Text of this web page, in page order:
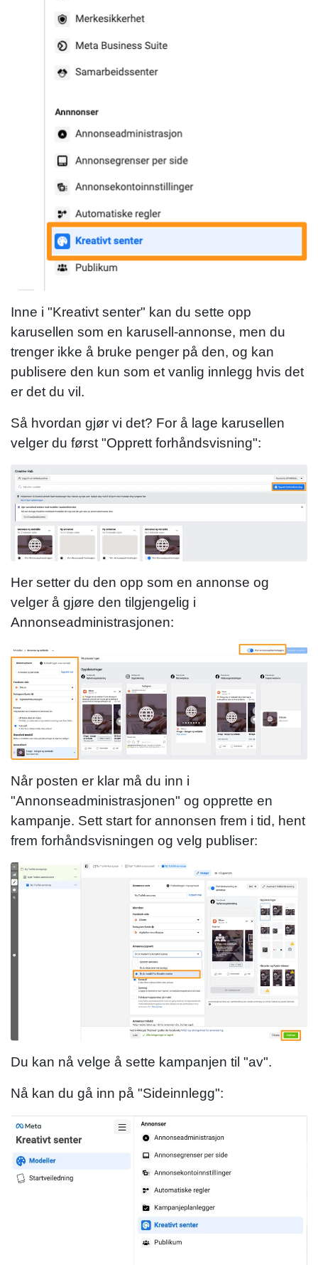
Inne i "Kreativt senter" kan du sette opp
karusellen som en karusell-annonse, men du
trenger ikke å bruke penger på den, og kan
publisere den kun som et vanlig innlegg hvis det
er det du vil.
Så hvordan gjør vi det? For å lage karusellen
velger du først "Opprett forhåndsvisning":
Her setter du den opp som en annonse og
velger å gjøre den tilgjengelig i
Annonseadministrasjonen:
Når posten er klar må du inn i
"Annonseadministrasjonen" og opprette en
kampanje. Sett start for annonsen frem i tid, hent
frem forhåndsvisningen og velg publiser:
Du kan nå velge å sette kampanjen til "av".
Nå kan du gå inn på "Sideinnlegg":